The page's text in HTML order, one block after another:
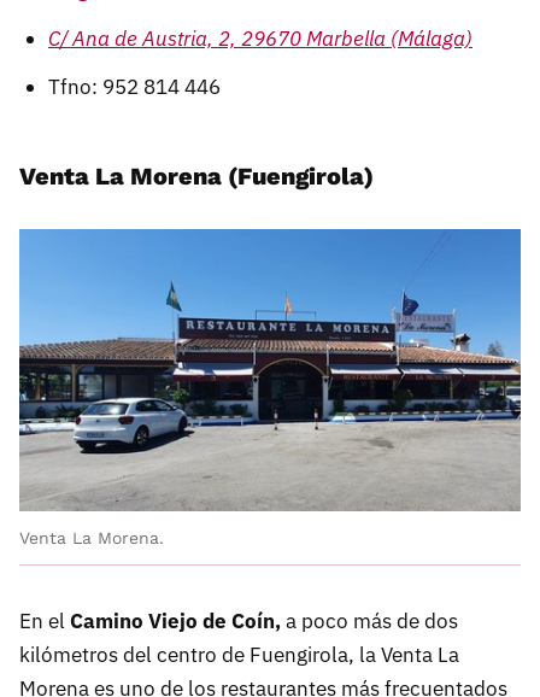
C/ Ana de Austria, 2, 29670 Marbella (Málaga)
Tfno: 952 814 446
Venta La Morena (Fuengirola)
Venta La Morena.
En el Camino Viejo de Coín,a poco más de dos
kilómetros del centro de Fuengirola, la Venta La
Morena es uno de los restaurantes más frecuentados